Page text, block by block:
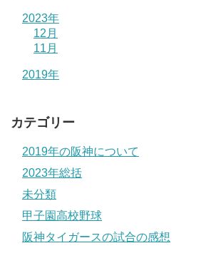
2023年
12月
11月
2019年
カテゴリー
2019年の阪神について
2023年総括
未分類
甲子園高校野球
阪神タイガースの試合の感想